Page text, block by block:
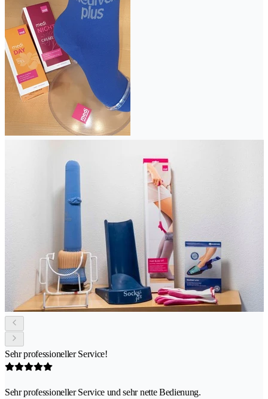
Sehr professioneller Service!
Sehr professioneller Service und sehr nette Bedienung.